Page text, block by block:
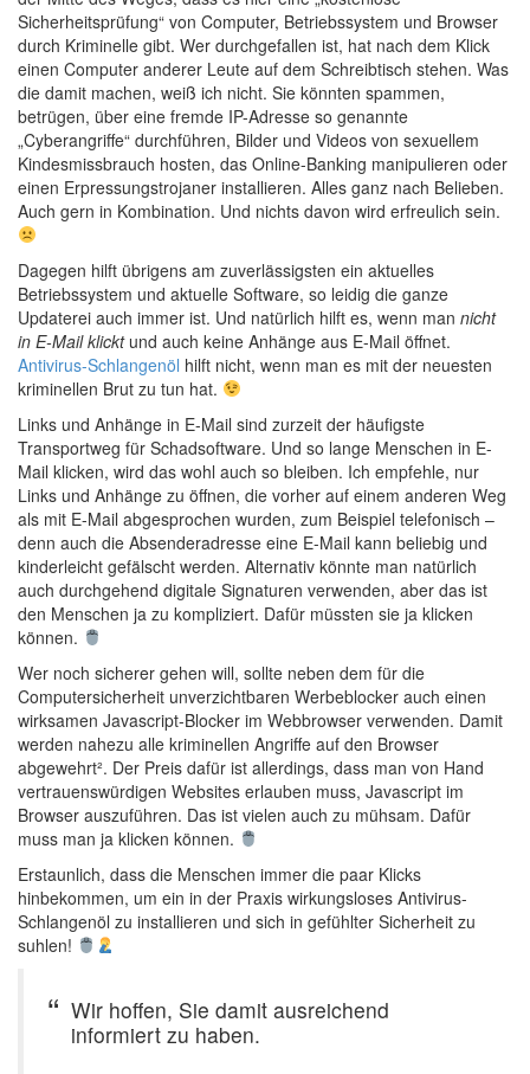
Sicherheitsprüfung“ von Computer, Betriebssystem und Browser
durch Kriminelle gibt. Wer durchgefallen ist, hat nach dem Klick
einen Computer anderer Leute auf dem Schreibtisch stehen. Was
die damit machen, weiß ich nicht. Sie könnten spammen,
betrügen, über eine fremde IP-Adresse so genannte
„Cyberangriffe“ durchführen, Bilder und Videos von sexuellem
Kindesmissbrauch hosten, das Online-Banking manipulieren oder
einen Erpressungstrojaner installieren. Alles ganz nach Belieben.
Auch gern in Kombination. Und nichts davon wird erfreulich sein.
Dagegen hilft übrigens am zuverlässigsten ein aktuelles
Betriebssystem und aktuelle Software, so leidig die ganze
Updaterei auch immer ist. Und natürlich hilft es, wenn man nicht
in E-Mail klicktund auch keine Anhänge aus E-Mail öffnet.
Antivirus-Schlangenöl hilft nicht, wenn man es mit der neuesten
kriminellen Brut zu tun hat.
Links und Anhänge in E-Mail sind zurzeit der häufigste
Transportweg für Schadsoftware. Und so lange Menschen in E-
Mail klicken, wird das wohl auch so bleiben. Ich empfehle, nur
Links und Anhänge zu öffnen, die vorher auf einem anderen Weg
als mit E-Mail abgesprochen wurden, zum Beispiel telefonisch –
denn auch die Absenderadresse eine E-Mail kann beliebig und
kinderleicht gefälscht werden. Alternativ könnte man natürlich
auch durchgehend digitale Signaturen verwenden, aber das ist
den Menschen ja zu kompliziert. Dafür müssten sie ja klicken
können.
Wer noch sicherer gehen will, sollte neben dem für die
Computersicherheit unverzichtbaren Werbeblocker auch einen
wirksamen Javascript-Blocker im Webbrowser verwenden. Damit
werden nahezu alle kriminellen Angriffe auf den Browser
abgewehrt². Der Preis dafür ist allerdings, dass man von Hand
vertrauenswürdigen Websites erlauben muss, Javascript im
Browser auszuführen. Das ist vielen auch zu mühsam. Dafür
muss man ja klicken können.
Erstaunlich, dass die Menschen immer die paar Klicks
hinbekommen, um ein in der Praxis wirkungsloses Antivirus-
Schlangenöl zu installieren und sich in gefühlter Sicherheit zu
suhlen!
Wir hoffen, Sie damit ausreichend
informiert zu haben.